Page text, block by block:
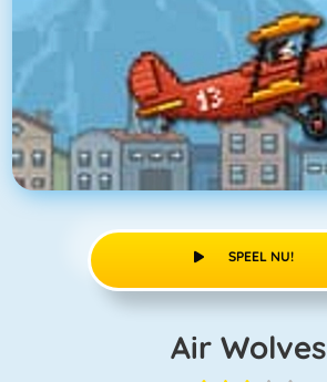
SPEEL NU!
Air Wolves